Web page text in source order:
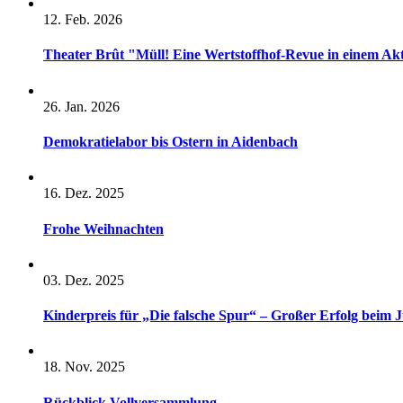
12. Feb. 2026
Theater Brût "Müll! Eine Wertstoffhof-Revue in einem
26. Jan. 2026
Demokratielabor bis Ostern in Aidenbach
16. Dez. 2025
Frohe Weihnachten
03. Dez. 2025
Kinderpreis für „Die falsche Spur“ – Großer Erfolg beim
18. Nov. 2025